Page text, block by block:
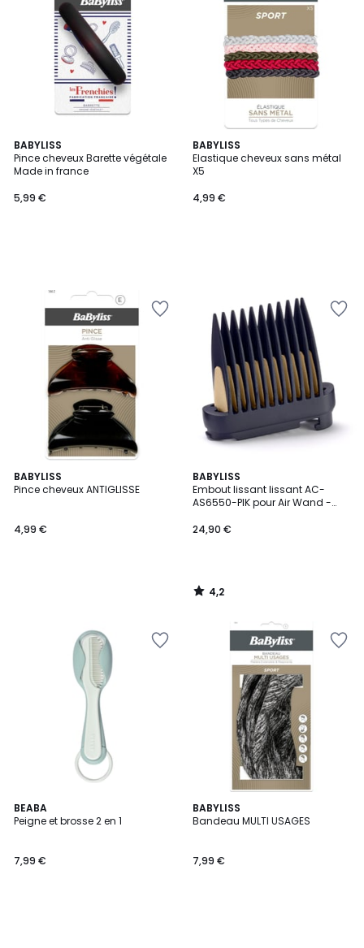
BABYLISS
Pince cheveux Barette végétale
Made in france
5,99 €
BABYLISS
Elastique cheveux sans métal
X5
4,99 €
BABYLISS
Pince cheveux ANTIGLISSE
4,99 €
BABYLISS
Embout lissant lissant AC-
AS6550-PIK pour Air Wand -
24,90 €
4,2
/ 5
4,2
/
BEABA
Peigne et brosse 2 en 1
7,99 €
BABYLISS
Bandeau MULTI USAGES
7,99 €